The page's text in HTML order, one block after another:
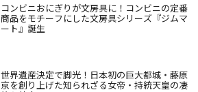
コンビニおにぎりが文房具に！コンビニの定番
商品をモチーフにした文房具シリーズ『ジムマ
ート』誕生
世界遺産決定で脚光！日本初の巨大都城・藤原
京を創り上げた知られざる女帝・持統天皇の凄